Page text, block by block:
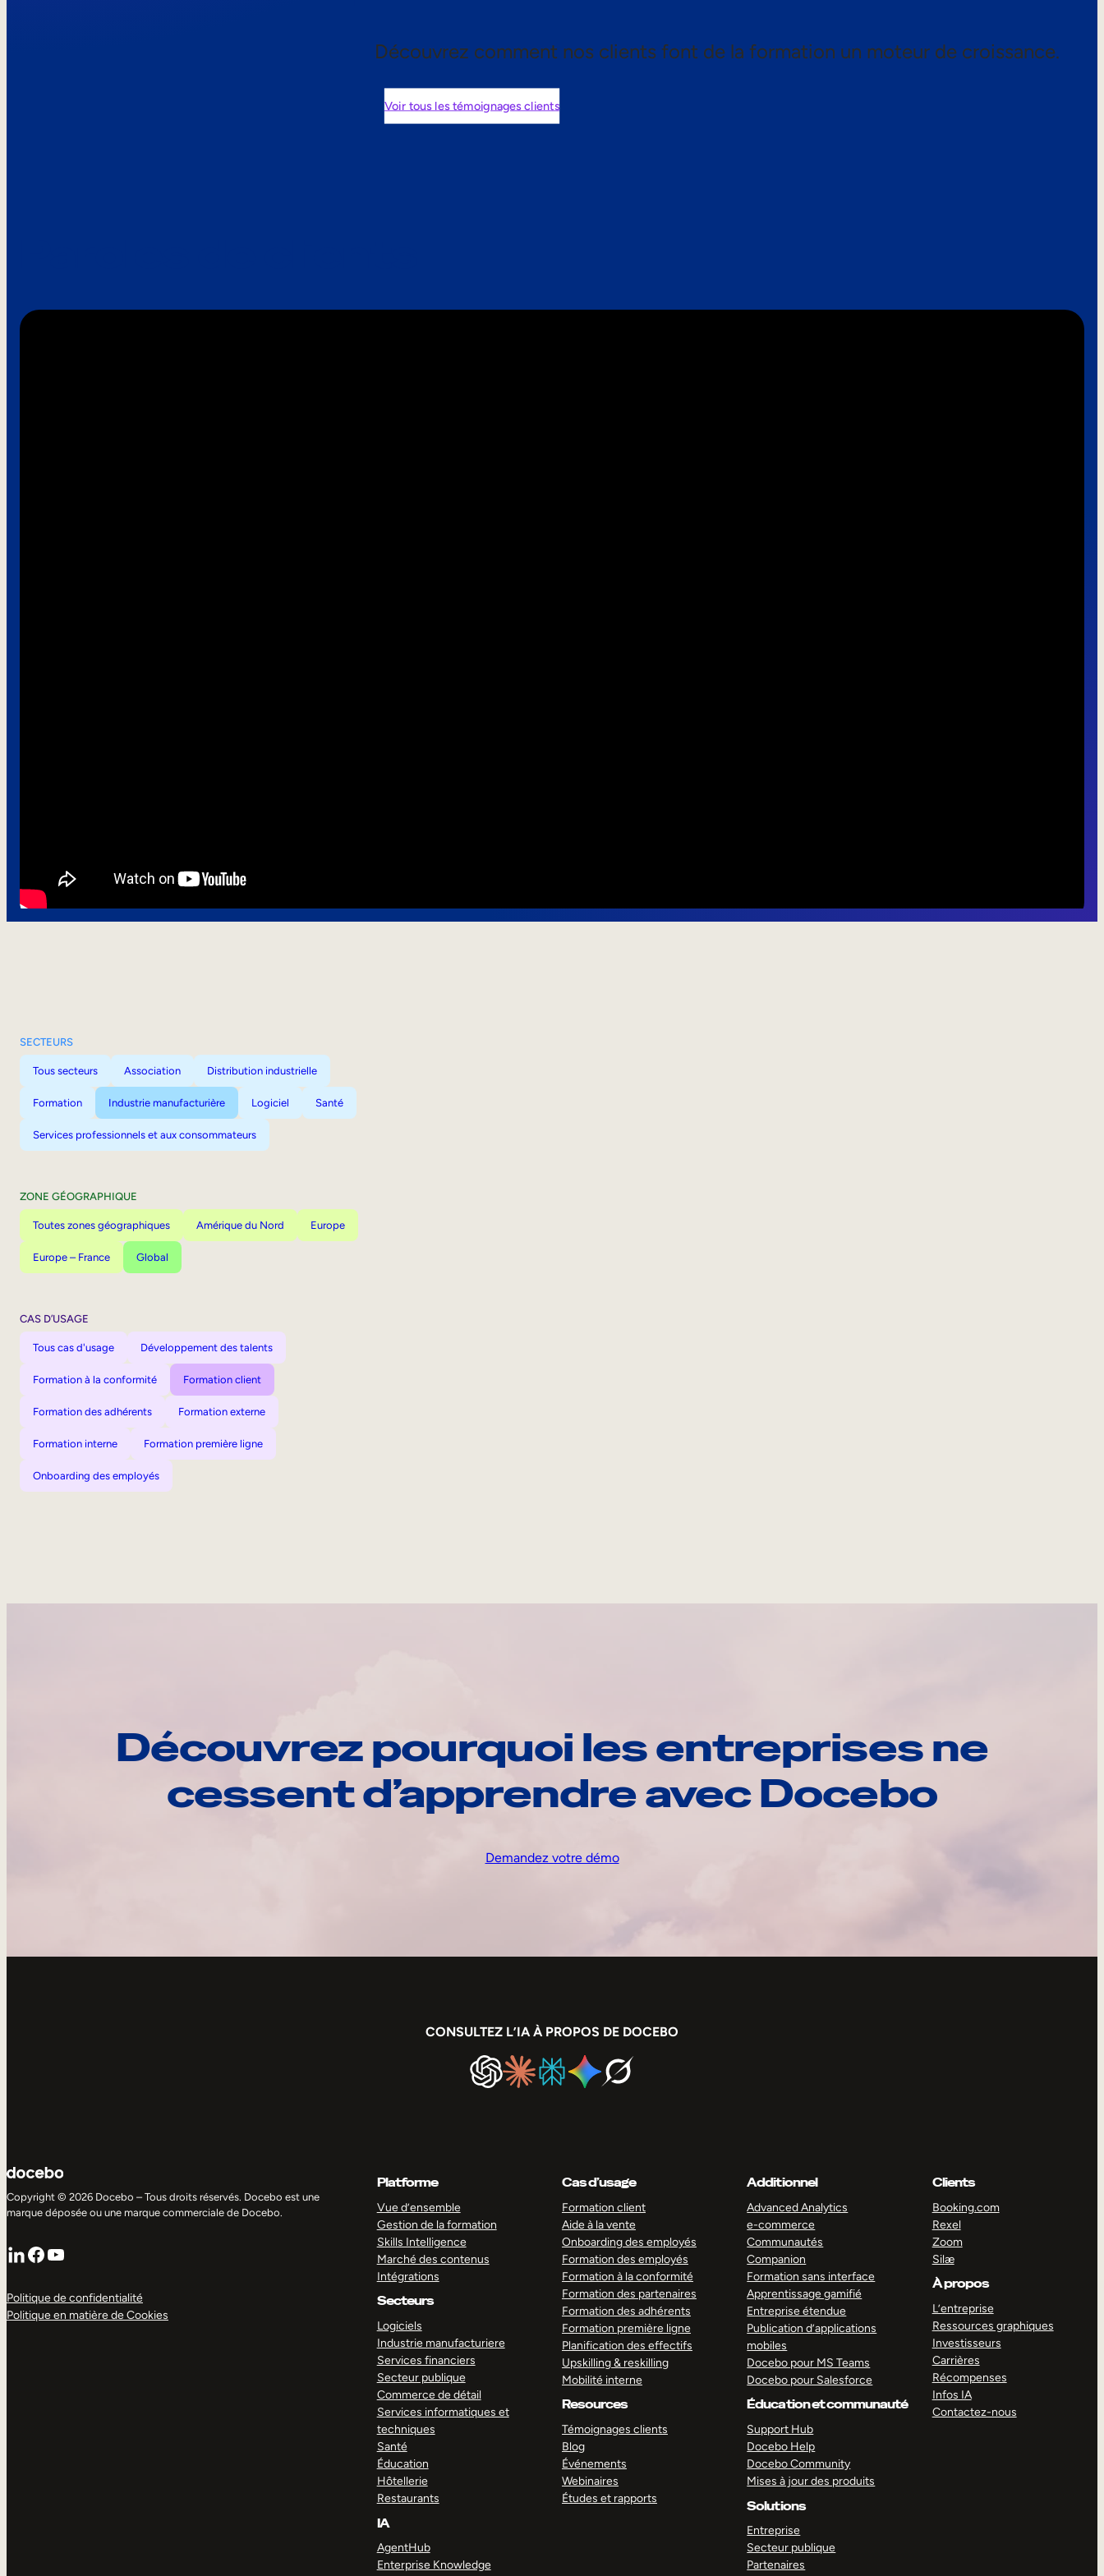
Découvrez comment nos clients font de la formation un moteur de croissance.
Voir tous les témoignages clients
SECTEURS
Tous secteurs Association Distribution industrielle
Formation Industrie manufacturière Logiciel Santé
Services professionnels et aux consommateurs
ZONE GÉOGRAPHIQUE
Toutes zones géographiques Amérique du Nord Europe
Europe – France Global
CAS D’USAGE
Tous cas d'usage Développement des talents
Formation à la conformité Formation client
Formation des adhérents Formation externe
Formation interne Formation première ligne
Onboarding des employés
Découvrez pourquoi les entreprises ne
cessent d’apprendre avec Docebo
Demandez votre démo
CONSULTEZ L’IA À PROPOS DE DOCEBO
Copyright © 2026 Docebo – Tous droits réservés. Docebo est une
marque déposée ou une marque commerciale de Docebo.
LinkedIn
Facebook
YouTube
Politique de confidentialité
Politique en matière de Cookies
Platforme
Vue d’ensemble
Gestion de la formation
Skills Intelligence
Marché des contenus
Intégrations
Secteurs
Logiciels
Industrie manufacturiere
Services financiers
Secteur publique
Commerce de détail
Services informatiques et
techniques
Santé
Éducation
Hôtellerie
Restaurants
IA
AgentHub
Enterprise Knowledge
Cas d’usage
Formation client
Aide à la vente
Onboarding des employés
Formation des employés
Formation à la conformité
Formation des partenaires
Formation des adhérents
Formation première ligne
Planification des effectifs
Upskilling & reskilling
Mobilité interne
Resources
Témoignages clients
Blog
Événements
Webinaires
Études et rapports
Additionnel
Advanced Analytics
e-commerce
Communautés
Companion
Formation sans interface
Apprentissage gamifié
Entreprise étendue
Publication d’applications
mobiles
Docebo pour MS Teams
Docebo pour Salesforce
Éducation et communauté
Support Hub
Docebo Help
Docebo Community
Mises à jour des produits
Solutions
Entreprise
Secteur publique
Partenaires
Clients
Booking.com
Rexel
Zoom
Silæ
À propos
L’entreprise
Ressources graphiques
Investisseurs
Carrières
Récompenses
Infos IA
Contactez-nous